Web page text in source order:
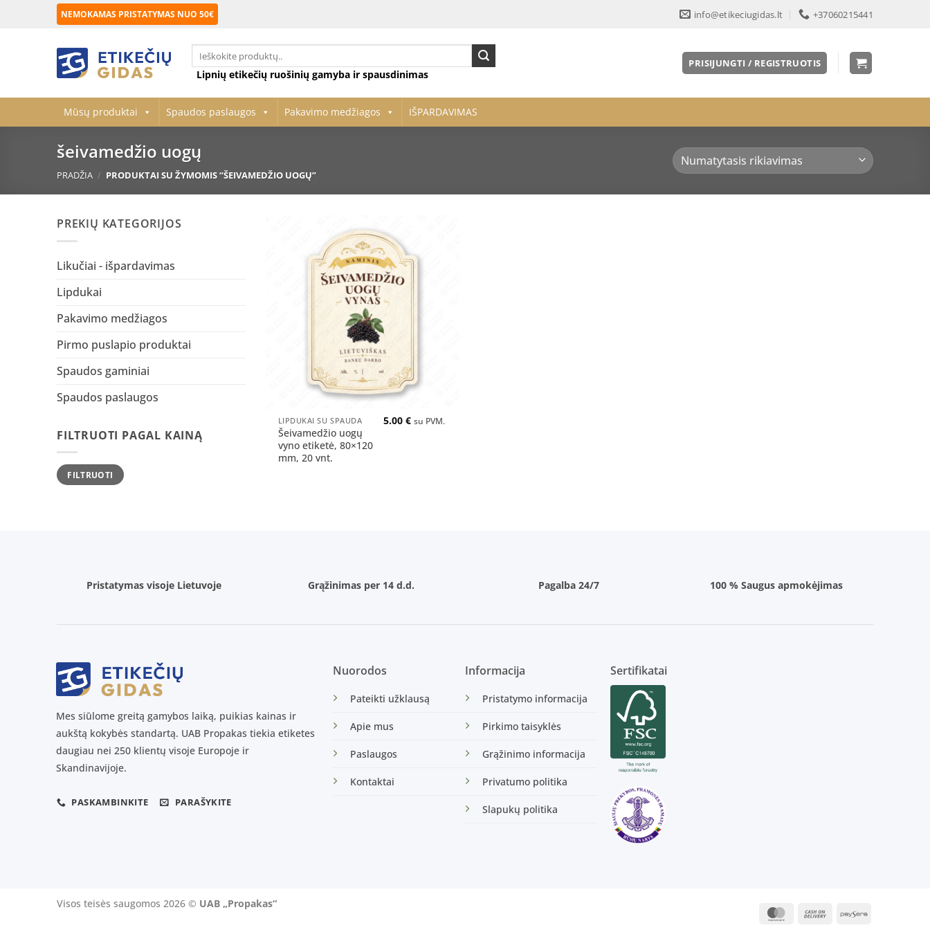
NEMOKAMAS PRISTATYMAS NUO 50€ info@etikeciugidas.lt +37060215441
Ieškoti:
Lipnių etikečių ruošinių gamyba ir spausdinimas
PRISIJUNGTI / REGISTRUOTIS
Mūsų produktai Spaudos paslaugos Pakavimo medžiagos IŠPARDAVIMAS
šeivamedžio uogų
PRADŽIA / PRODUKTAI SU ŽYMOMIS “ŠEIVAMEDŽIO UOGŲ”
PREKIŲ KATEGORIJOS
Likučiai - išpardavimas
Lipdukai
Pakavimo medžiagos
Pirmo puslapio produktai
Spaudos gaminiai
Spaudos paslaugos
FILTRUOTI PAGAL KAINĄ
Min
kaina
Maks
kainaFILTRUOTI
LIPDUKAI SU SPAUDA
Šeivamedžio uogų
vyno etiketė, 80×120
mm, 20 vnt.
5.00 € su PVM.
Pristatymas visoje Lietuvoje Grąžinimas per 14 d.d. Pagalba 24/7 100 % Saugus apmokėjimas
Mes siūlome greitą gamybos laiką, puikias kainas ir
aukštą kokybės standartą. UAB Propakas tiekia etiketes
daugiau nei 250 klientų visoje Europoje ir
Skandinavijoje.
PASKAMBINKITE PARAŠYKITE
Nuorodos
Pateikti užklausą
Apie mus
Paslaugos
Kontaktai
Informacija
Pristatymo informacija
Pirkimo taisyklės
Grąžinimo informacija
Privatumo politika
Slapukų politika
Sertifikatai
MasterCardCash
Paysera
Visos teisės saugomos 2026 © UAB „Propakas“